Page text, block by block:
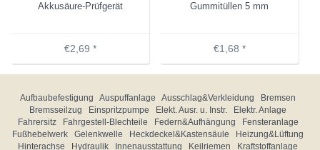
Akkusäure-Prüfgerät
€2,69 *
Gummitüllen 5 mm
€1,68 *
Aufbaubefestigung Auspuffanlage Ausschlag&Verkleidung
Bremsen
Bremsseilzug
Einspritzpumpe Elekt. Ausr. u. Instr.
Elektr. Anlage
Fahrersitz
Fahrgestell-Blechteile Federn&Aufhängung
Fensteranlage
Fußhebelwerk
Gelenkwelle Heckdeckel&Kastensäule
Heizung&Lüftung
Hinterachse
Hydraulik Innenausstattung Keilriemen
Kraftstoffanlage